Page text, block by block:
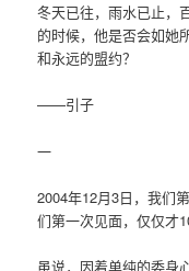
冬天已往，雨水已止，
的时候，他是否会如她
和永远的盟约？
——引子
一
2004年12月3日，我们
们第一次见面，仅仅才
虽说，因着单纯的委身